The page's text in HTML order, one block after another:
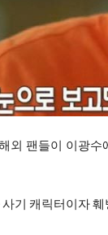
외 팬들이 이광
기 캐릭터이자